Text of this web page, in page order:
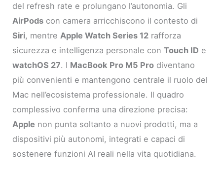
del refresh rate e prolungano l’autonomia. Gli
AirPods con camera arricchiscono il contesto di
Siri, mentre Apple Watch Series 12 rafforza
sicurezza e intelligenza personale conTouch ID e
watchOS 27. I MacBook Pro M5 Pro diventano
più convenienti e mantengono centrale il ruolo del
Mac nell’ecosistema professionale. Il quadro
complessivo conferma una direzione precisa:
Apple non punta soltanto a nuovi prodotti, ma a
dispositivi più autonomi, integrati e capaci di
sostenere funzioni AI reali nella vita quotidiana.